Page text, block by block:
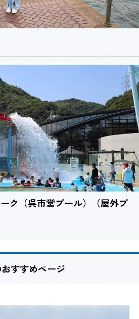
ク（呉市営プール）（屋外プ
すすめページ